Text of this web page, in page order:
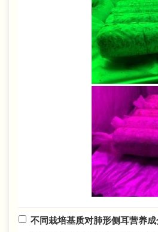
不同栽培基质对肺形侧耳营养